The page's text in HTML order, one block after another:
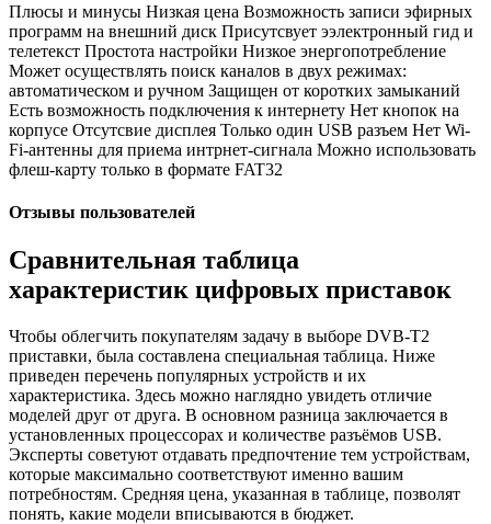
Плюсы и минусы Низкая цена Возможность записи эфирных
программ на внешний диск Присутсвует ээлектронный гид и
телетекст Простота настройки Низкое энергопотребление
Может осуществлять поиск каналов в двух режимах:
автоматическом и ручном Защищен от коротких замыканий
Есть возможность подключения к интернету Нет кнопок на
корпусе Отсутсвие дисплея Только один USB разъем Нет Wi-
Fi-антенны для приема интрнет-сигнала Можно использовать
флеш-карту только в формате FAT32
Отзывы пользователей
Сравнительная таблица
характеристик цифровых приставок
Чтобы облегчить покупателям задачу в выборе DVB-T2
приставки, была составлена специальная таблица. Ниже
приведен перечень популярных устройств и их
характеристика. Здесь можно наглядно увидеть отличие
моделей друг от друга. В основном разница заключается в
установленных процессорах и количестве разъёмов USB.
Эксперты советуют отдавать предпочтение тем устройствам,
которые максимально соответствуют именно вашим
потребностям. Средняя цена, указанная в таблице, позволят
понять, какие модели вписываются в бюджет.